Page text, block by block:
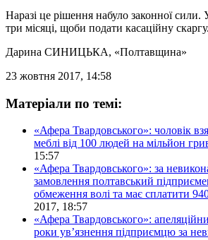
Наразі це рішення набуло законної сили.
три місяці, щоби подати касаційну скаргу.
Дарина СИНИЦЬКА, «Полтавщина»
23 жовтня 2017, 14:58
Матеріали по темі:
«Афера Твардовського»: чоловік
меблі від 100 людей на мільйон
15:57
«Афера Твардовського»: за
замовлення полтавський
обмеження волі та має сплатити
2017, 18:57
«Афера Твардовського»:
роки ув’язнення підприємцю за